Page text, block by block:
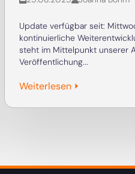
Juliuspromenade 28